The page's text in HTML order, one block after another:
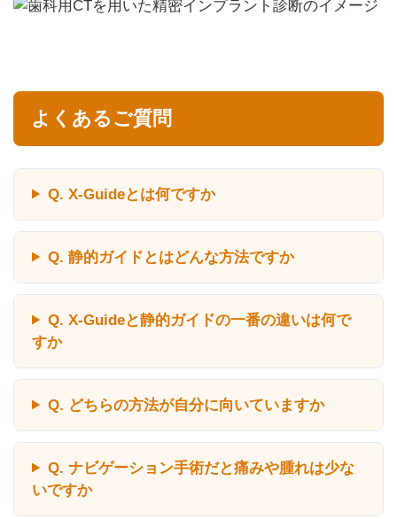
よくあるご質問
Q. X-Guideとは何ですか
Q. 静的ガイドとはどんな方法ですか
Q. X-Guideと静的ガイドの一番の違いは何で
すか
Q. どちらの方法が自分に向いていますか
Q. ナビゲーション手術だと痛みや腫れは少な
いですか